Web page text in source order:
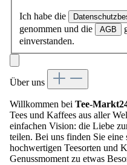
Ich habe die
genommen und die
AGB
einverstanden.
Über uns
Willkommen bei Tee-
Tees und Kaffees aus aller
einfachen Vision: die Liebe
teilen. Bei uns finden Sie
hochwertigen Teesorten und
Genussmoment zu etwas